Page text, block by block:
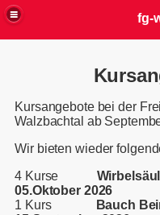
fg-
Kursangebote bei der
Walzbachtal ab
Wir bieten wieder
4 Kurse
05.Oktober2026
1 Kurs
Bauch